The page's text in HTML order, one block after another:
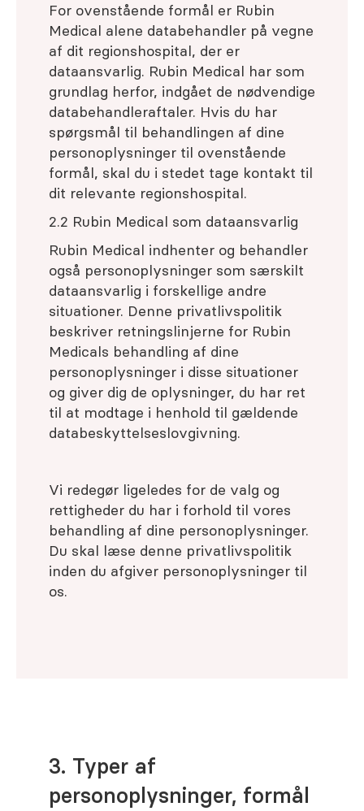
For ovenstående formål er Rubin
Medical alene databehandler på vegne
af dit regionshospital, der er
dataansvarlig. Rubin Medical har som
grundlag herfor, indgået de nødvendige
databehandleraftaler. Hvis du har
spørgsmål til behandlingen af dine
personoplysninger til ovenstående
formål, skal du i stedet tage kontakt til
dit relevante regionshospital.
2.2 Rubin Medical som dataansvarlig
Rubin Medical indhenter og behandler
også personoplysninger som særskilt
dataansvarlig i forskellige andre
situationer. Denne privatlivspolitik
beskriver retningslinjerne for Rubin
Medicals behandling af dine
personoplysninger i disse situationer
og giver dig de oplysninger, du har ret
til at modtage i henhold til gældende
databeskyttelseslovgivning.
Vi redegør ligeledes for de valg og
rettigheder du har i forhold til vores
behandling af dine personoplysninger.
Du skal læse denne privatlivspolitik
inden du afgiver personoplysninger til
os.
3. Typer af
personoplysninger, formål